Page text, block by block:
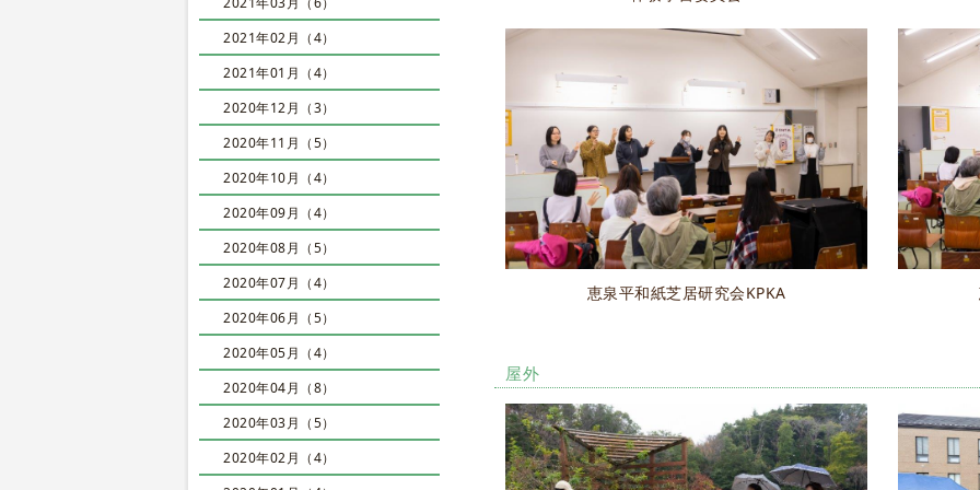
恵泉平和紙芝居研究会KPKA
屋外
2021年02月（4）
2021年01月（4）
2020年12月（3）
2020年11月（5）
2020年10月（4）
2020年09月（4）
2020年08月（5）
2020年07月（4）
2020年06月（5）
2020年05月（4）
2020年04月（8）
2020年03月（5）
2020年02月（4）